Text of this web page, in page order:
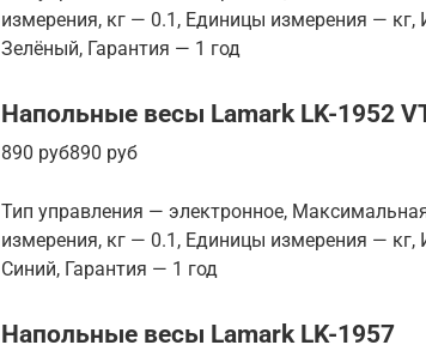
измерения, кг — 0.1, Единицы измерения —
Зелёный, Гарантия — 1 год
Напольные весы Lamark LK-1952
890 руб890 руб
Тип управления — электронное,
измерения, кг — 0.1, Единицы измерения —
Синий, Гарантия — 1 год
Напольные весы Lamark LK-1957